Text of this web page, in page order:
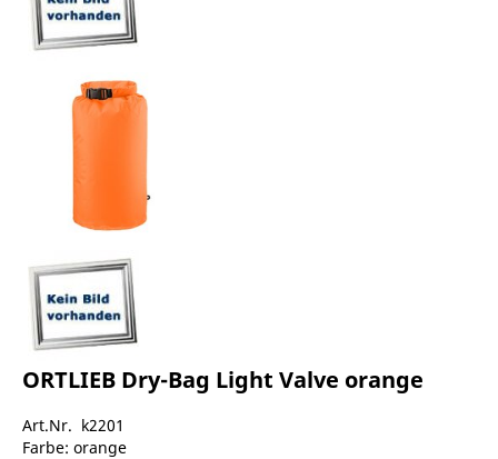
ORTLIEB Dry-Bag Light Valve orange
Art.Nr. k2201
Farbe: orange